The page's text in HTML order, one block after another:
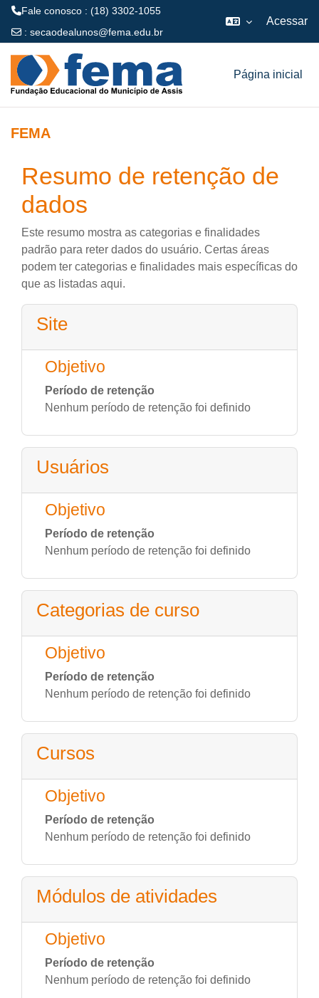
Fale conosco : (18) 3302-1055
: secaodealunos@fema.edu.br
Acessar
Página inicial
FEMA
Resumo de retenção de
dados
Este resumo mostra as categorias e finalidades
padrão para reter dados do usuário. Certas áreas
podem ter categorias e finalidades mais específicas do
que as listadas aqui.
Site
Objetivo
Período de retenção
Nenhum período de retenção foi definido
Usuários
Objetivo
Período de retenção
Nenhum período de retenção foi definido
Categorias de curso
Objetivo
Período de retenção
Nenhum período de retenção foi definido
Cursos
Objetivo
Período de retenção
Nenhum período de retenção foi definido
Módulos de atividades
Objetivo
Período de retenção
Nenhum período de retenção foi definido